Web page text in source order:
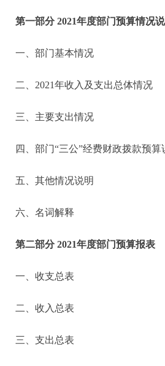
第一部分 2021年度部门预算情况
一、部门基本情况
二、2021年收入及支出总体情况
三、主要支出情况
四、部门“三公”经费财政拨款预算
五、其他情况说明
六、名词解释
第二部分 2021年度部门预算报表
一、收支总表
二、收入总表
三、支出总表